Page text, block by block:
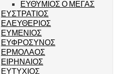
ΕΥΘΥΜΙΟΣ Ο ΜΕΓΑΣ
ΕΥΣΤΡΑΤΙΟΣ
ΕΛΕΥΘΕΡΙΟΣ
ΕΥΜΕΝΙΟΣ
ΕΥΦΡΟΣΥΝΟΣ
ΕΡΜΟΛΑΟΣ
ΕΙΡΗΝΑΙΟΣ
ΕΥΤΥΧΙΟΣ